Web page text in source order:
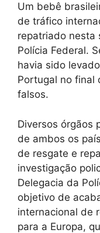
Um bebê
de tráfico
repatriado nesta
Polícia Federal.
havia sido
Portugal no final
falsos.
Diversos órgãos
de ambos os
de resgate e
investigação
Delegacia da
objetivo de
internacional de
para a Europa,